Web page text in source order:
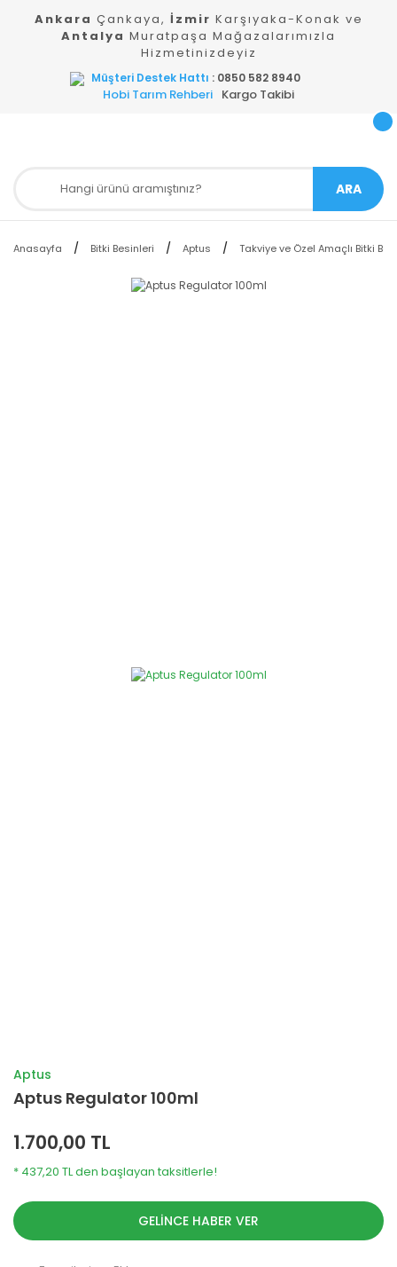
Ankara Çankaya, İzmir Karşıyaka-Konak ve
Antalya Muratpaşa Mağazalarımızla
Hizmetinizdeyiz
Müşteri Destek Hattı : 0850 582 8940
Hobi Tarım Rehberi Kargo Takibi
ARA
Anasayfa Bitki Besinleri Aptus Takviye ve Özel Amaçlı Bitki
Aptus
Aptus Regulator 100ml
1.700,00 TL
* 437,20 TL den başlayan taksitlerle!
GELİNCE HABER VER